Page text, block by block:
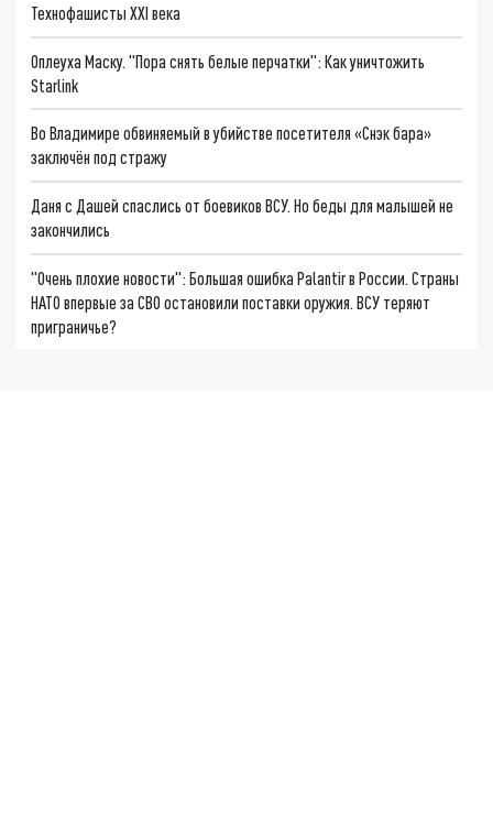
Технофашисты XXI века
Оплеуха Маску. "Пора снять белые перчатки": Как уничтожить
Starlink
Во Владимире обвиняемый в убийстве посетителя «Снэк бара»
заключён под стражу
Даня с Дашей спаслись от боевиков ВСУ. Но беды для малышей не
закончились
"Очень плохие новости": Большая ошибка Palantir в России. Страны
НАТО впервые за СВО остановили поставки оружия. ВСУ теряют
приграничье?